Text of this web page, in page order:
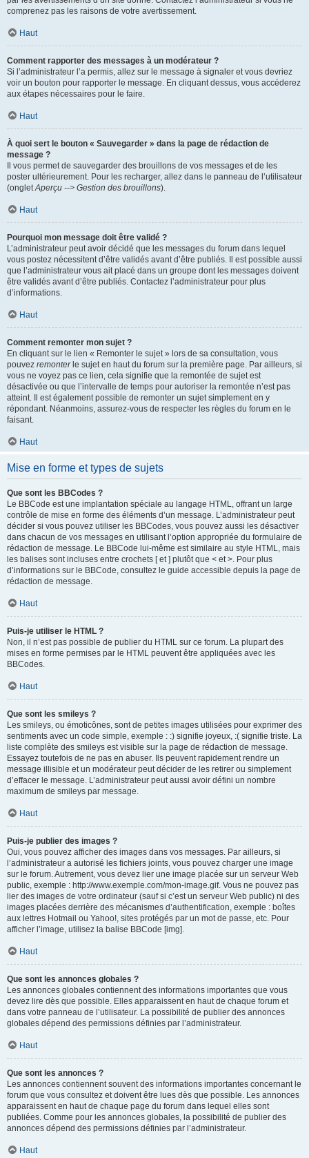
comprenez pas les raisons de votre avertissement.
Haut
Comment rapporter des messages à un modérateur ?
Si l’administrateur l’a permis, allez sur le message à signaler et vous devriez
voir un bouton pour rapporter le message. En cliquant dessus, vous accéderez
aux étapes nécessaires pour le faire.
Haut
À quoi sert le bouton « Sauvegarder » dans la page de rédaction de
message ?
Il vous permet de sauvegarder des brouillons de vos messages et de les
poster ultérieurement. Pour les recharger, allez dans le panneau de l’utilisateur
(ongletAperçu --> Gestion des brouillons).
Haut
Pourquoi mon message doit être validé ?
L’administrateur peut avoir décidé que les messages du forum dans lequel
vous postez nécessitent d’être validés avant d’être publiés. Il est possible aussi
que l’administrateur vous ait placé dans un groupe dont les messages doivent
être validés avant d’être publiés. Contactez l’administrateur pour plus
d’informations.
Haut
Comment remonter mon sujet ?
En cliquant sur le lien « Remonter le sujet » lors de sa consultation, vous
pouvez remonterle sujet en haut du forum sur la première page. Par ailleurs, si
vous ne voyez pas ce lien, cela signifie que la remontée de sujet est
désactivée ou que l’intervalle de temps pour autoriser la remontée n’est pas
atteint. Il est également possible de remonter un sujet simplement en y
répondant. Néanmoins, assurez-vous de respecter les règles du forum en le
faisant.
Haut
Mise en forme et types de sujets
Que sont les BBCodes ?
Le BBCode est une implantation spéciale au langage HTML, offrant un large
contrôle de mise en forme des éléments d’un message. L’administrateur peut
décider si vous pouvez utiliser les BBCodes, vous pouvez aussi les désactiver
dans chacun de vos messages en utilisant l’option appropriée du formulaire de
rédaction de message. Le BBCode lui-même est similaire au style HTML, mais
les balises sont incluses entre crochets [ et ] plutôt que < et >. Pour plus
d’informations sur le BBCode, consultez le guide accessible depuis la page de
rédaction de message.
Haut
Puis-je utiliser le HTML ?
Non, il n’est pas possible de publier du HTML sur ce forum. La plupart des
mises en forme permises par le HTML peuvent être appliquées avec les
BBCodes.
Haut
Que sont les smileys ?
Les smileys, ou émoticônes, sont de petites images utilisées pour exprimer des
sentiments avec un code simple, exemple : :) signifie joyeux, :( signifie triste. La
liste complète des smileys est visible sur la page de rédaction de message.
Essayez toutefois de ne pas en abuser. Ils peuvent rapidement rendre un
message illisible et un modérateur peut décider de les retirer ou simplement
d’effacer le message. L’administrateur peut aussi avoir défini un nombre
maximum de smileys par message.
Haut
Puis-je publier des images ?
Oui, vous pouvez afficher des images dans vos messages. Par ailleurs, si
l’administrateur a autorisé les fichiers joints, vous pouvez charger une image
sur le forum. Autrement, vous devez lier une image placée sur un serveur Web
public, exemple : http://www.exemple.com/mon-image.gif. Vous ne pouvez pas
lier des images de votre ordinateur (sauf si c’est un serveur Web public) ni des
images placées derrière des mécanismes d’authentification, exemple : boîtes
aux lettres Hotmail ou Yahoo!, sites protégés par un mot de passe, etc. Pour
afficher l’image, utilisez la balise BBCode [img].
Haut
Que sont les annonces globales ?
Les annonces globales contiennent des informations importantes que vous
devez lire dès que possible. Elles apparaissent en haut de chaque forum et
dans votre panneau de l’utilisateur. La possibilité de publier des annonces
globales dépend des permissions définies par l’administrateur.
Haut
Que sont les annonces ?
Les annonces contiennent souvent des informations importantes concernant le
forum que vous consultez et doivent être lues dès que possible. Les annonces
apparaissent en haut de chaque page du forum dans lequel elles sont
publiées. Comme pour les annonces globales, la possibilité de publier des
annonces dépend des permissions définies par l’administrateur.
Haut